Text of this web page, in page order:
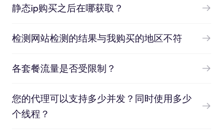
静态ip购买之后在哪获取？
检测网站检测的结果与我购买的地区不符
各套餐流量是否受限制？
您的代理可以支持多少并发？同时使用多少
个线程？